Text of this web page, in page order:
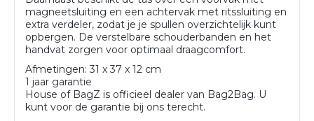
magneetsluiting en een achtervak met ritssluiting en
extra verdeler, zodat je je spullen overzichtelijk kunt
opbergen. De verstelbare schouderbanden en het
handvat zorgen voor optimaal draagcomfort.
Afmetingen: 31 x 37 x 12 cm
1 jaar garantie
House of BagZ is officieel dealer van Bag2Bag. U
kunt voor de garantie bij ons terecht.